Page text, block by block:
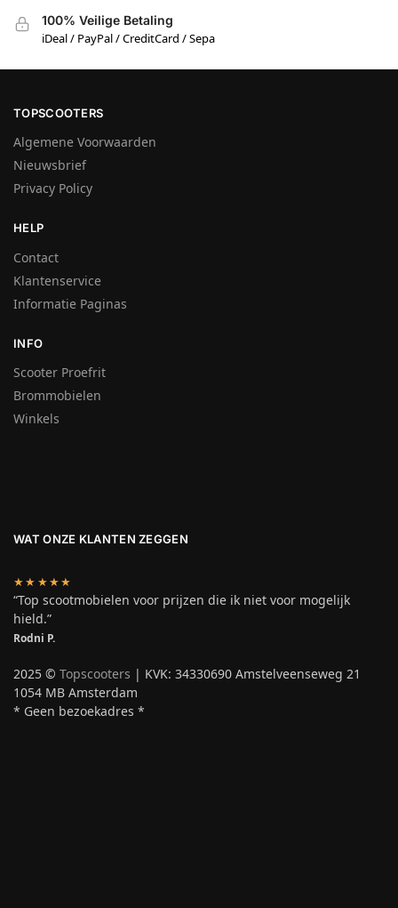
100% Veilige Betaling
iDeal / PayPal / CreditCard / Sepa
TOPSCOOTERS
Algemene Voorwaarden
Nieuwsbrief
Privacy Policy
HELP
Contact
Klantenservice
Informatie Paginas
INFO
Scooter Proefrit
Brommobielen
Winkels
WAT ONZE KLANTEN ZEGGEN
★★★★★
“Top scootmobielen voor prijzen die ik niet voor mogelijk
hield.”
Rodni P.
2025 © Topscooters | KVK: 34330690 Amstelveenseweg 21
1054 MB Amsterdam
* Geen bezoekadres *